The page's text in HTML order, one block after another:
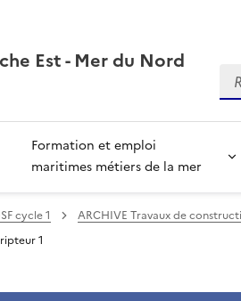
Est - Mer du Nord
Formation et emploi
maritimes métiers de la mer
cycle 1
ARCHIVE Travaux de
1